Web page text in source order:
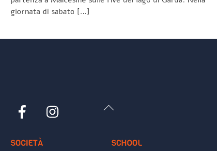
giornata di sabato […]
Back
Facebook
SOCIETÀ SCHOOL